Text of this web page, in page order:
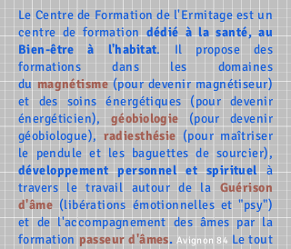
Le Centre de Formation de l'Ermitage est un
centre de formationdédié à la santé, au
Bien-être à l'habitat. Il propose des
formations dans les domaines
dumagnétisme(pour devenir magnétiseur)
et des soins énergétiques (pour devenir
énergéticien),géobiologie (pour devenir
géobiologue), radiesthésie (pour maîtriser
le pendule et les baguettes de sourcier),
développement personnel et spirituelà
travers le travail autourde la Guérison
d'âme (libérations émotionnelles et "psy")
et de l'accompagnement des âmes parla
formation passeur d'âmes.Avignon 84 Le tout